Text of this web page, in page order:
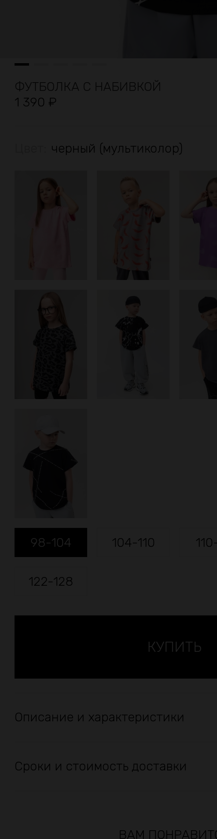
ФУТБОЛКА С НАБИВКОЙ
1 390 ₽
черный (мультиколор)
98-104 104-110
122-128
Описание и характеристики
Сроки и стоимость доставки
ВАМ